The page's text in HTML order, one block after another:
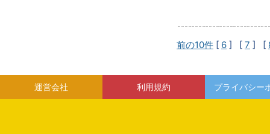
前の10件 [ 6 ] [ 7 ] [
運営会社 利用規約 プライバシー